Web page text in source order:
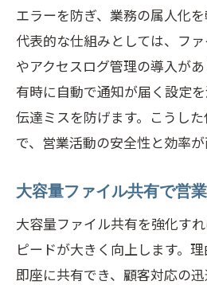
エラーを防ぎ、業務の属人化を
代表的な仕組みとしては、フ
やアクセスログ管理の導入が
有時に自動で通知が届く設定
伝達ミスを防げます。こうし
で、営業活動の安全性と効率が
大容量ファイル共有で営
大容量ファイル共有を強化す
ピードが大きく向上します。
即座に共有でき、顧客対応の